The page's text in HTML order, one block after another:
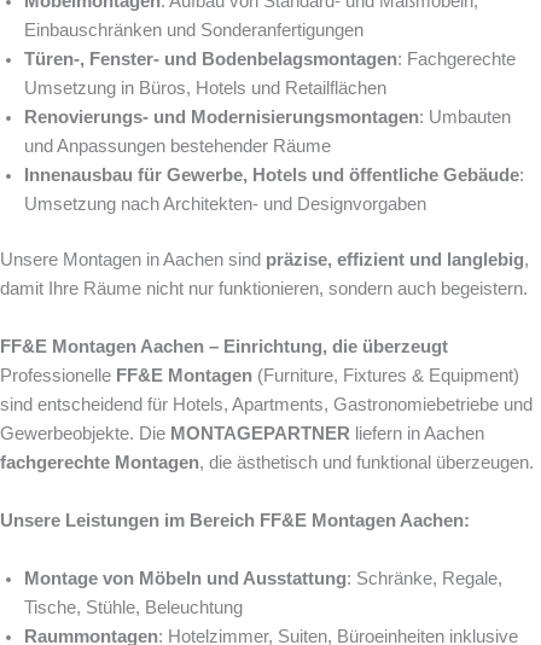
Einbauschränken und Sonderanfertigungen
Türen-, Fenster- und Bodenbelagsmontagen: Fachgerechte
Umsetzung in Büros, Hotels und Retailflächen
Renovierungs- und Modernisierungsmontagen: Umbauten
und Anpassungen bestehender Räume
Innenausbau für Gewerbe, Hotels und öffentliche Gebäude:
Umsetzung nach Architekten- und Designvorgaben
Unsere Montagen in Aachen sind präzise, effizient und langlebig,
damit Ihre Räume nicht nur funktionieren, sondern auch begeistern.
FF&E Montagen Aachen – Einrichtung, die überzeugt
Professionelle FF&E Montagen (Furniture, Fixtures & Equipment)
sind entscheidend für Hotels, Apartments, Gastronomiebetriebe und
Gewerbeobjekte. Die MONTAGEPARTNER liefern in Aachen
fachgerechte Montagen, die ästhetisch und funktional überzeugen.
Unsere Leistungen im Bereich FF&E Montagen Aachen:
Montage von Möbeln und Ausstattung: Schränke, Regale,
Tische, Stühle, Beleuchtung
Raummontagen: Hotelzimmer, Suiten, Büroeinheiten inklusive